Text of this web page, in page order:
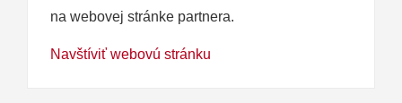
na webovej stránke partnera.
Navštíviť webovú stránku